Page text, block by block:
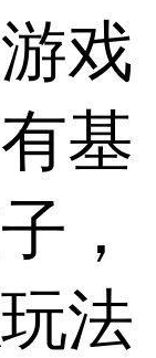
戏
基
，
法